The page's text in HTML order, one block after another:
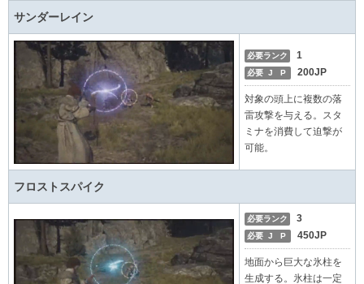
サンダーレイン
必要ランク 1
必要 J P 200JP
対象の頭上に複数の落
雷攻撃を与える。スタ
ミナを消費して迫撃が
可能。
フロストスパイク
必要ランク 3
必要 J P 450JP
地面から巨大な氷柱を
生成する。氷柱は一定